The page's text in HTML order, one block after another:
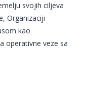
svojih ciljeva
Organizaciji
kao
operativne veze sa